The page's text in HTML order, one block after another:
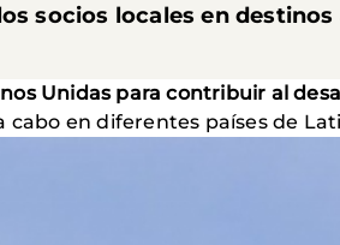
socios locales en
Unidas para contribuir al
en diferentes países de